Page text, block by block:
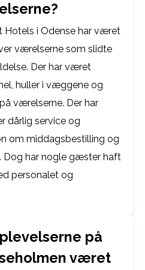
Hotels i Odense har været
værelserne som slidte
Der har været
huller i væggene og
værelserne. Der har
dårlig service og
om middagsbestilling og
Dog har nogle gæster haft
personalet og
på
været